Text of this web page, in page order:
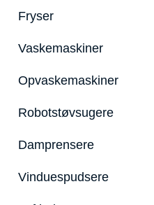
Fryser
Vaskemaskiner
Opvaskemaskiner
Robotstøvsugere
Damprensere
Vinduespudsere